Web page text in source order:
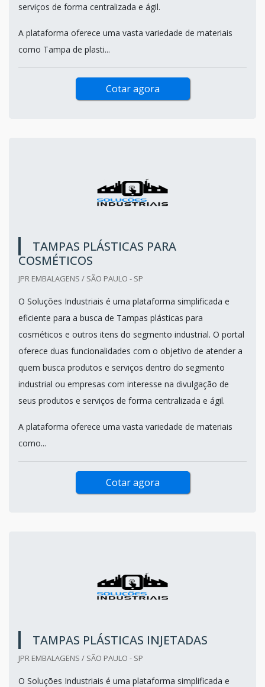
serviços de forma centralizada e ágil.
A plataforma oferece uma vasta variedade de materiais
como Tampa de plasti...
Cotar agora
TAMPAS PLÁSTICAS PARA
COSMÉTICOS
JPR EMBALAGENS / SÃO PAULO - SP
O Soluções Industriais é uma plataforma simplificada e
eficiente para a busca de Tampas plásticas para
cosméticos e outros itens do segmento industrial. O portal
oferece duas funcionalidades com o objetivo de atender a
quem busca produtos e serviços dentro do segmento
industrial ou empresas com interesse na divulgação de
seus produtos e serviços de forma centralizada e ágil.
A plataforma oferece uma vasta variedade de materiais
como...
Cotar agora
TAMPAS PLÁSTICAS INJETADAS
JPR EMBALAGENS / SÃO PAULO - SP
O Soluções Industriais é uma plataforma simplificada e